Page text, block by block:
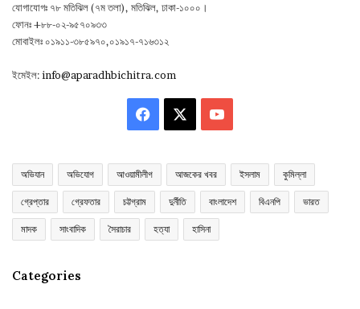
যোগাযোগঃ ৭৮ মতিঝিল (৭ম তলা), মতিঝিল, ঢাকা-১০০০।
ফোনঃ +৮৮-০২-৯৫৭০৯৩৩
মোবাইলঃ ০১৯১১-৩৮৫৯৭০,০১৯১৭-৭১৬৩১২
ইমেইল:info@aparadhbichitra.com
Facebook YouTube
অভিযান অভিযোগ আওয়ামীলীগ আজকের খবর ইসলাম কুমিল্লা
গ্রেপ্তার গ্রেফতার চট্টগ্রাম দুর্নীতি বাংলাদেশ বিএনপি ভারত
মাদক সাংবাদিক সৈরাচার হত্যা হাসিনা
Categories